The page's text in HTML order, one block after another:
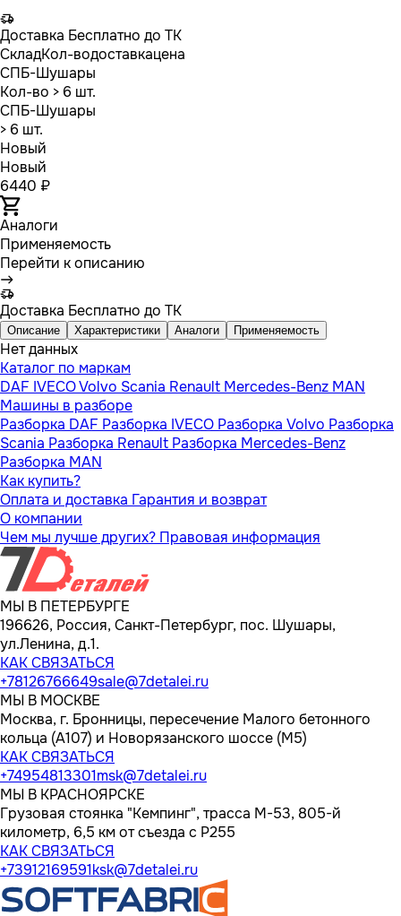
Доставка Бесплатно до ТК
СкладКол-водоставкацена
СПБ-Шушары
Кол-во > 6 шт.
СПБ-Шушары
> 6 шт.
Новый
Новый
6440 ₽
Аналоги
Применяемость
Перейти к описанию
Доставка Бесплатно до ТК
Описание Характеристики Аналоги Применяемость
Нет данных
Каталог по маркам
DAF IVECOVolvo Scania Renault Mercedes-Benz MAN
Машины в разборе
Разборка DAF Разборка IVECO Разборка Volvo Разборка
Scania Разборка Renault Разборка Mercedes-Benz
Разборка MAN
Как купить?
Оплата и доставка Гарантия и возврат
О компании
Чем мы лучше других? Правовая информация
МЫ В ПЕТЕРБУРГЕ
196626, Россия, Санкт-Петербург, пос. Шушары,
ул.Ленина, д.1.
КАК СВЯЗАТЬСЯ
+78126766649sale@7detalei.ru
МЫ В МОСКВЕ
Москва, г. Бронницы, пересечение Малого бетонного
кольца (А107) и Новорязанского шоссе (М5)
КАК СВЯЗАТЬСЯ
+74954813301msk@7detalei.ru
МЫ В КРАСНОЯРСКЕ
Грузовая стоянка "Кемпинг", трасса M-53, 805-й
километр, 6,5 км от съезда с Р255
КАК СВЯЗАТЬСЯ
+73912169591ksk@7detalei.ru